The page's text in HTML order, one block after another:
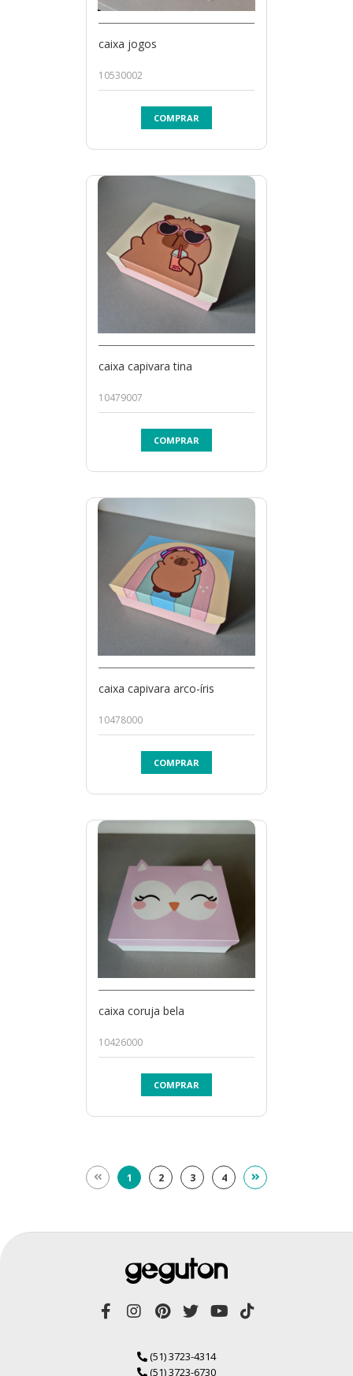
caixa jogos
10530002
COMPRAR
caixa capivara tina
10479007
COMPRAR
caixa capivara arco-íris
10478000
COMPRAR
caixa coruja bela
10426000
COMPRAR
1 2 3 4
(51) 3723-4314
(51) 3723-6730